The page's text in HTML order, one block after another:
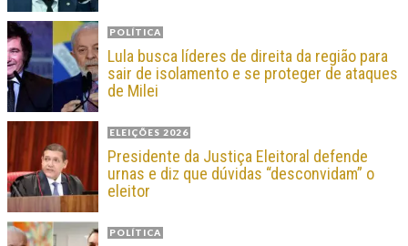
POLÍTICA
Lula busca líderes de direita da região para
sair de isolamento e se proteger de ataques
de Milei
ELEIÇÕES 2026
Presidente da Justiça Eleitoral defende
urnas e diz que dúvidas “desconvidam” o
eleitor
POLÍTICA